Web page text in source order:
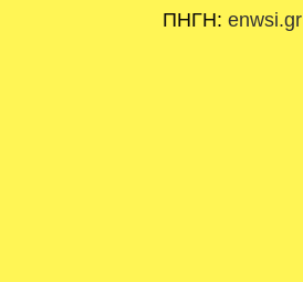
ΠΗΓΗ: enwsi.gr